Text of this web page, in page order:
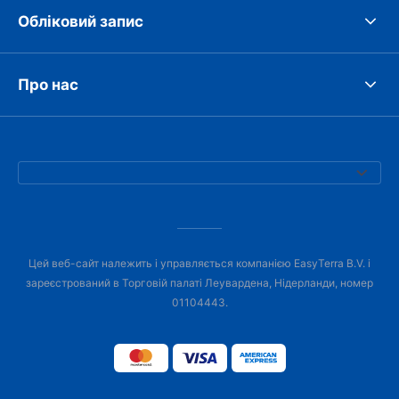
Обліковий запис
Про нас
Цей веб-сайт належить і управляється компанією EasyTerra B.V. і
зареєстрований в Торговій палаті Леувардена, Нідерланди, номер
01104443.